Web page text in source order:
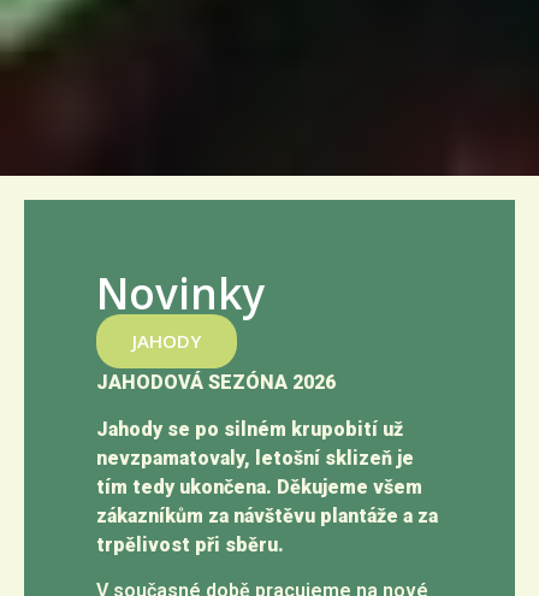
Novinky
JAHODY
JAHODOVÁ SEZÓNA 2026
Jahody se po silném krupobití už
nevzpamatovaly, letošní sklizeň je
tím tedy ukončena. Děkujeme všem
zákazníkům za návštěvu plantáže a za
trpělivost při sběru.
V současné době pracujeme na nové